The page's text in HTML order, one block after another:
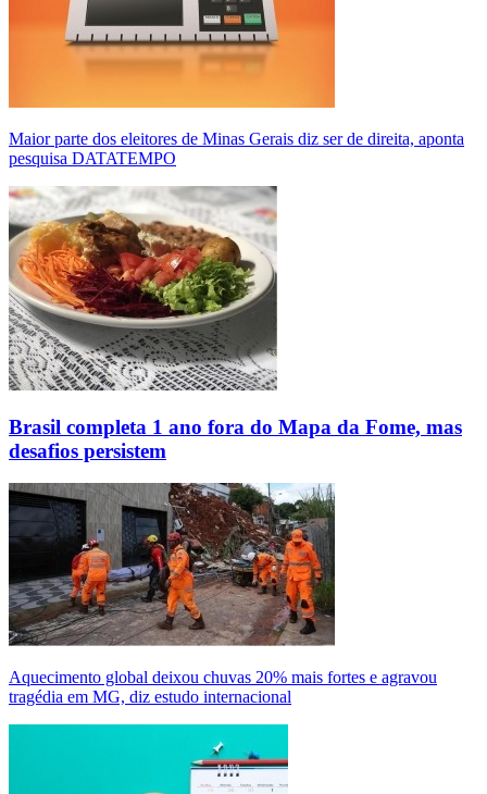
Maior parte dos eleitores de Minas Gerais diz ser de direita, aponta
pesquisa DATATEMPO
Brasil completa 1 ano fora do Mapa da Fome, mas
desafios persistem
Aquecimento global deixou chuvas 20% mais fortes e agravou
tragédia em MG, diz estudo internacional